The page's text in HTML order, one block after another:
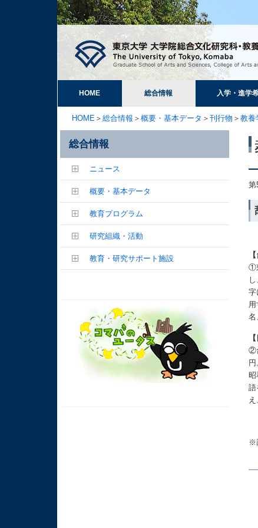
HOME 総合情報 入学・進学
HOME ＞ 総合情報 ＞ 概要・基本データ ＞ 刊行物 ＞ 教養
①
字
名
②
円
語
※
総合情報
ニュース
概要・基本データ
教育プログラム
研究組織・活動
教育・研究サポート施設